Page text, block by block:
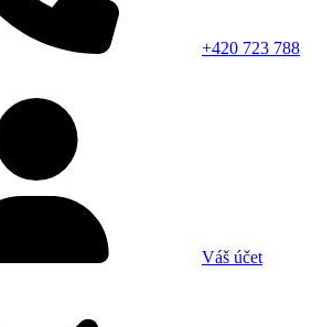
+420 723 788
Váš účet